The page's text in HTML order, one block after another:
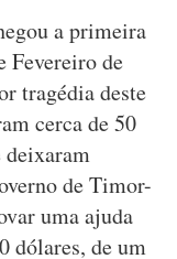
a primeira
Fevereiro de
tragédia deste
cerca de 50
deixaram
de Timor-
uma ajuda
dólares, de um